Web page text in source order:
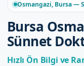
Osmangazi, Bursa —
Bursa
Sünnet
Hızlı Ön Bilgi ve